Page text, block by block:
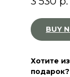
BUY
Хотите